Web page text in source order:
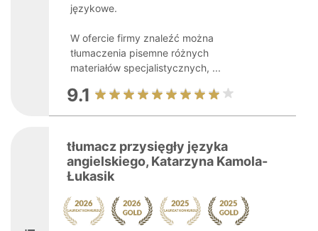
językowe.
W ofercie firmy znaleźć można
tłumaczenia pisemne różnych
materiałów specjalistycznych, ...
9.1
tłumacz przysięgły języka
angielskiego, Katarzyna Kamola-
Łukasik